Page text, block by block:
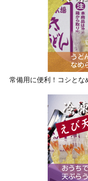
常備用に便利！コシとな